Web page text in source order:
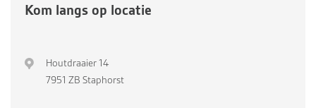
Kom langs op locatie
Houtdraaier 14
7951 ZB Staphorst